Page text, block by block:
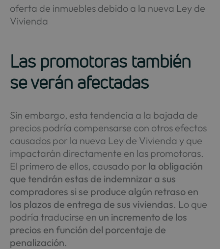
Las promotoras también
se verán afectadas
Sin embargo, esta tendencia a la bajada de
precios podría compensarse con otros efectos
causados por la nueva Ley de Vivienda y que
impactarán directamente en las promotoras.
El primero de ellos, causado porla obligación
que tendrán estas de indemnizar a sus
compradores si se produce algún retraso en
los plazos de entrega de sus viviendas. Lo que
podría traducirse en un incremento de los
precios en función del porcentaje de
penalización.